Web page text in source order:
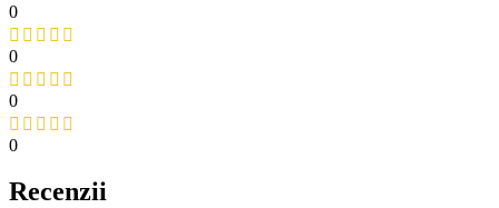
0
0
0
0
Recenzii